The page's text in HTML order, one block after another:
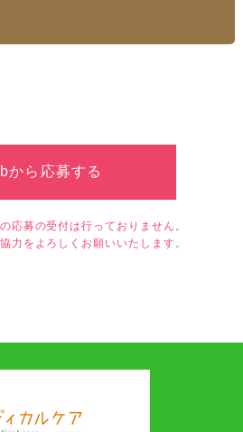
から応募する
応募の受付は行っておりません。
力をよろしくお願いいたします。